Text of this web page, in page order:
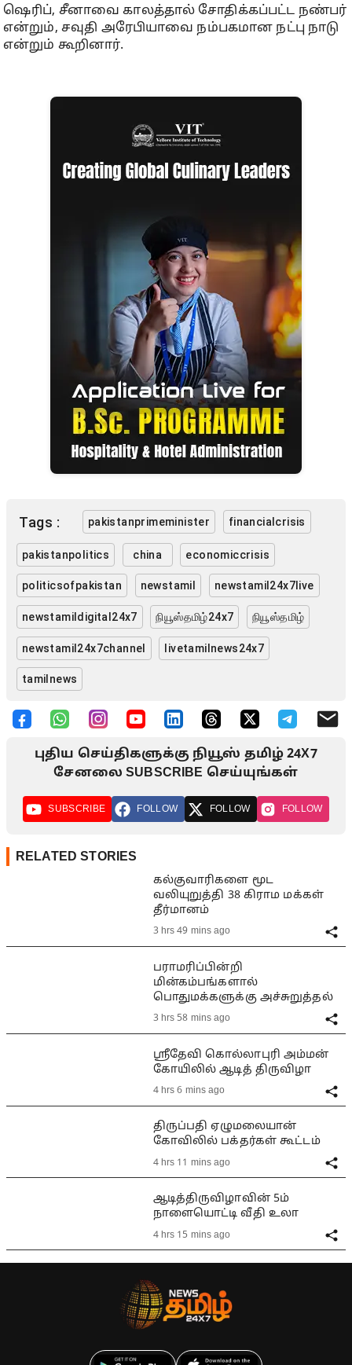
ஷெரிப், சீனாவை காலத்தால் சோதிக்கப்பட்ட நண்பர்
என்றும், சவுதி அரேபியாவை நம்பகமான நட்பு நாடு
என்றும் கூறினார்.
Tags : pakistanprimeminister financialcrisis
pakistanpolitics china economiccrisis
politicsofpakistan newstamil newstamil24x7live
newstamildigital24x7 நியூஸ்தமிழ்24x7 நியூஸ்தமிழ்
newstamil24x7channel livetamilnews24x7
tamilnews
புதிய செய்திகளுக்கு நியூஸ் தமிழ் 24X7
சேனலை SUBSCRIBE செய்யுங்கள்
SUBSCRIBE FOLLOW FOLLOW FOLLOW
RELATED STORIES
கல்குவாரிகளை மூட
வலியுறுத்தி 38 கிராம மக்கள்
தீர்மானம்
3 hrs 49 mins ago
பராமரிப்பின்றி
மின்கம்பங்களால்
பொதுமக்களுக்கு அச்சுறுத்தல்
3 hrs 58 mins ago
ஸ்ரீதேவி கொல்லாபுரி அம்மன்
கோயிலில் ஆடித் திருவிழா
4 hrs 6 mins ago
திருப்பதி ஏழுமலையான்
கோவிலில் பக்தர்கள் கூட்டம்
4 hrs 11 mins ago
ஆடித்திருவிழாவின் 5ம்
நாளையொட்டி வீதி உலா
4 hrs 15 mins ago